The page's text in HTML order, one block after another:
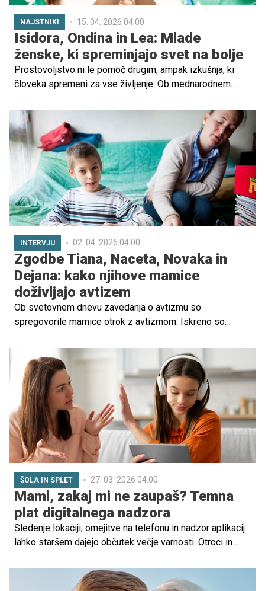
NAJSTNIKI 15. 04. 2026 04.00
Isidora, Ondina in Lea: Mlade
ženske, ki spreminjajo svet na bolje
Prostovoljstvo ni le pomoč drugim, ampak izkušnja, ki
človeka spremeni za vse življenje. Ob mednarodnem
svetovalka na TOM telefonu spregovorile o trenutkih, ki
so jih ganili, jim odprli oči in jim pokazali, kako veliko
lahko pomeni, da nekomu stojiš ob strani.
INTERVJU 02. 04. 2026 04.00
Zgodbe Tiana, Naceta, Novaka in
Dejana: kako njihove mamice
doživljajo avtizem
Ob svetovnem dnevu zavedanja o avtizmu so
spregovorile mamice otrok z avtizmom. Iskreno so
kaj si želijo, da bi okolica bolje razumela.
ŠOLA IN SPLET 27. 03. 2026 04.00
Mami, zakaj mi ne zaupaš? Temna
plat digitalnega nadzora
Sledenje lokaciji, omejitve na telefonu in nadzor aplikacij
lahko staršem dajejo občutek večje varnosti. Otroci in
nezaupanje, pritisk ali poseg v zasebnost. Strokovnjaki
pa opozarjajo, da lahko preveč nadzora načne zaupanje,